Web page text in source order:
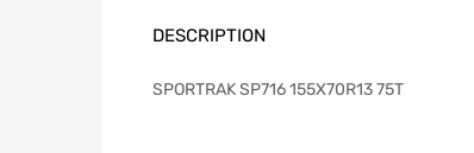
DESCRIPTION
SPORTRAK SP716 155X70R13 75T